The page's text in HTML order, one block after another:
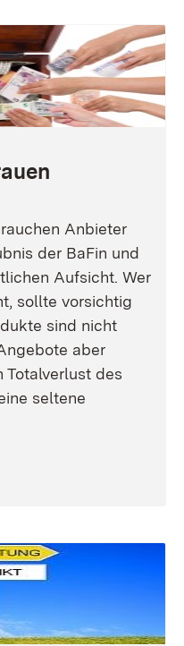
Anbieter
der BaFin und
Aufsicht. Wer
sollte vorsichtig
sind nicht
aber
Totalverlust des
seltene